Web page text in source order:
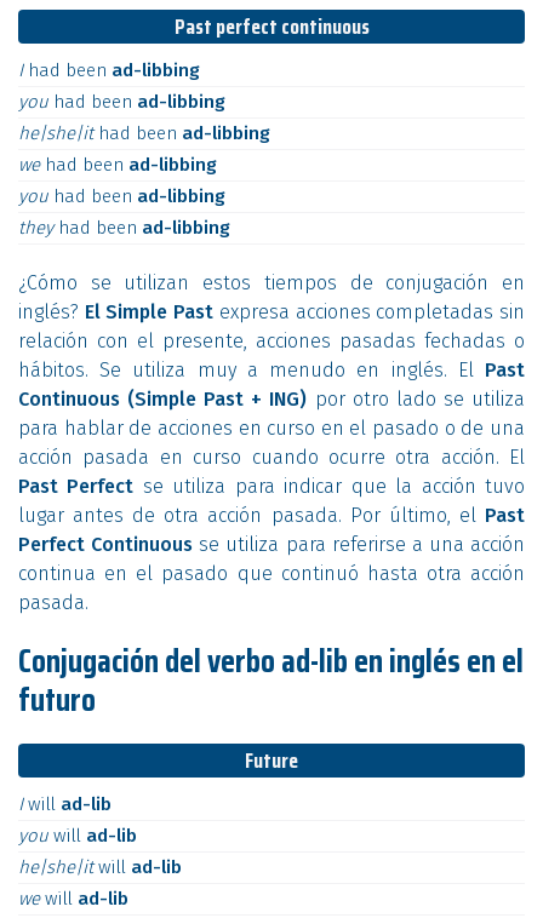
Past perfect continuous
I had been ad-libbing
you had been ad-libbing
he|she|it had been ad-libbing
we had been ad-libbing
you had been ad-libbing
they had been ad-libbing
¿Cómo se utilizan estos tiempos de conjugación en
inglés? El Simple Past expresa acciones completadas sin
relación con el presente, acciones pasadas fechadas o
hábitos. Se utiliza muy a menudo en inglés. El Past
Continuous (Simple Past + ING) por otro lado se utiliza
para hablar de acciones en curso en el pasado o de una
acción pasada en curso cuando ocurre otra acción. El
Past Perfect se utiliza para indicar que la acción tuvo
lugar antes de otra acción pasada. Por último, el Past
Perfect Continuous se utiliza para referirse a una acción
continua en el pasado que continuó hasta otra acción
pasada.
Conjugación del verbo ad-lib en inglés en el
futuro
Future
Iwill ad-lib
you will ad-lib
he|she|itwill ad-lib
wewill ad-lib